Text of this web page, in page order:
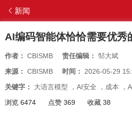
新闻
AI编码智能体恰恰需要优秀
作者： CBISMB 责任编辑： 邹大斌
来源： CBISMB 时间： 2026-05-29
关键字： 大语言模型 ， AI安全 ， 成本 ，
浏览 6474
点赞 369 收藏 38